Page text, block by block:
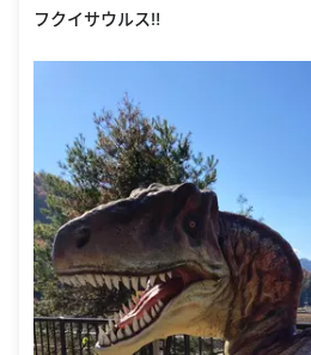
フクイサウルス‼︎